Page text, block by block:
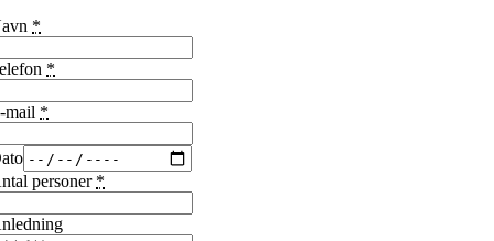
*
*
mail *
personer *